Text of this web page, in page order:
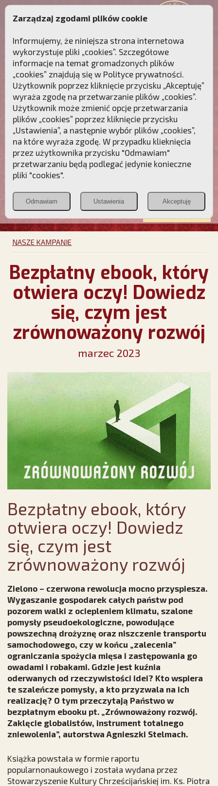
Przebudźmy sumienia Polaków!
Polonia
Christiana
PCh24.pl
Przymierze
POZNAJ APOSTOLAT FATIMY WESPRZYJ
NAS
NASZE KAMPANIE
Bezpłatny ebook, który
otwiera oczy! Dowiedz
się, czym jest
zrównoważony rozwój
marzec 2023
Bezpłatny ebook, który
otwiera oczy! Dowiedz
się, czym jest
zrównoważony rozwój
Zielono – czerwona rewolucja mocno przyspiesza.
Wygaszanie gospodarek całych państw pod
pozorem walki z ociepleniem klimatu, szalone
pomysły pseudoekologiczne, powodujące
powszechną drożyznę oraz niszczenie transportu
samochodowego, czy w końcu „zalecenia”
ograniczania spożycia mięsa i zastępowania go
owadami i robakami. Gdzie jest kuźnia
oderwanych od rzeczywistości idei? Kto wspiera
te szaleńcze pomysły, a kto przyzwala na ich
realizację? O tym przeczytają Państwo w
bezpłatnym ebooku pt. „Zrównoważony rozwój.
Zaklęcie globalistów, instrument totalnego
zniewolenia”, autorstwa Agnieszki Stelmach.
Książka powstała w formie raportu
popularnonaukowego i została wydana przez
Stowarzyszenie Kultury Chrześcijańskiej im. Ks. Piotra
Zarządzaj zgodami plików cookie
Informujemy, że niniejsza strona internetowa
wykorzystuje pliki „cookies”. Szczegółowe
informacje na temat gromadzonych plików
„cookies” znajdują się w Polityce prywatności.
Użytkownik poprzez kliknięcie przycisku „Akceptuję”
wyraża zgodę na przetwarzanie plików „cookies”.
Użytkownik może zmienić opcje przetwarzania
plików „cookies” poprzez kliknięcie przycisku
„Ustawienia”, a następnie wybór plików „cookies”,
na które wyraża zgodę. W przypadku klieknięcia
przez użytkownika przycisku "Odmawiam"
przetwarzaniu będą podlegać jedynie konieczne
pliki "cookies".
Odmawiam Ustawienia Akceptuję